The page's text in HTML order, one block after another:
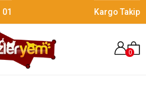
Kargo Takip
0